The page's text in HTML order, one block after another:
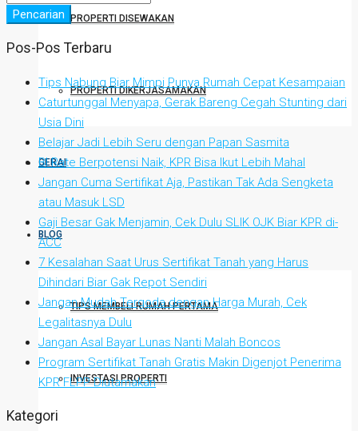
PROPERTI DISEWAKAN
PROPERTI DIKERJASAMAKAN
GERAI
BLOG
TIPS MEMBELI RUMAH PERTAMA
INVESTASI PROPERTI
Pencarian
Pos-Pos Terbaru
Tips Nabung Biar Mimpi Punya Rumah Cepat Kesampaian
Caturtunggal Menyapa, Gerak Bareng Cegah Stunting dari
Usia Dini
Belajar Jadi Lebih Seru dengan Papan Sasmita
BI Rate Berpotensi Naik, KPR Bisa Ikut Lebih Mahal
Jangan Cuma Sertifikat Aja, Pastikan Tak Ada Sengketa
atau Masuk LSD
Gaji Besar Gak Menjamin, Cek Dulu SLIK OJK Biar KPR di-
ACC
7 Kesalahan Saat Urus Sertifikat Tanah yang Harus
Dihindari Biar Gak Repot Sendiri
Jangan Mudah Tergoda dengan Harga Murah, Cek
Legalitasnya Dulu
Jangan Asal Bayar Lunas Nanti Malah Boncos
Program Sertifikat Tanah Gratis Makin Digenjot Penerima
KPR FLPP Diutamakan
Kategori